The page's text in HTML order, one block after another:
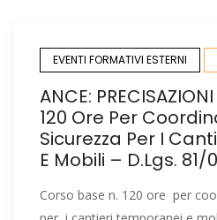
EVENTI FORMATIVI ESTERNI
ANCE:
120 Ore Per
Sicurezza Per I
E Mobili – D.Lgs. 81/
Corso base n. 120 ore per